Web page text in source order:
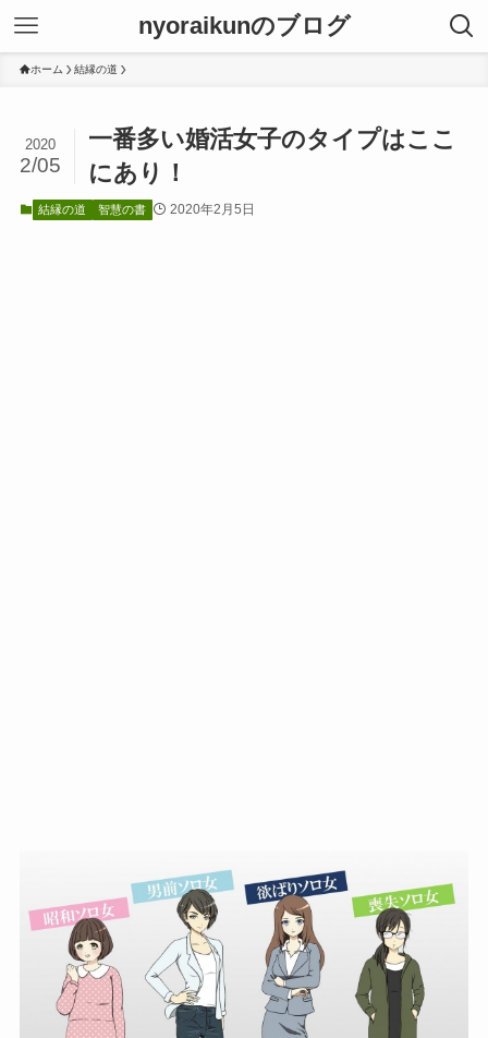
nyoraikunのブログ
ホーム 結縁の道
一番多い婚活女子のタイプはここ
にあり！
2020
2/05
結縁の道 智慧の書 2020年2月5日